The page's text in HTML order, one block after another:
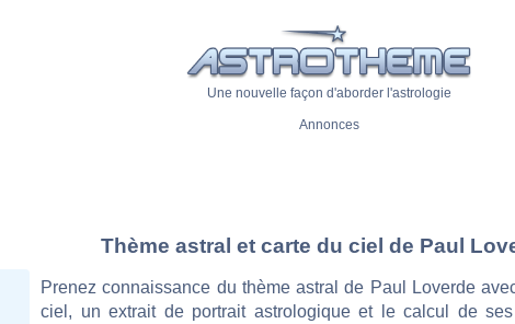
Une nouvelle façon d'aborder l'astrologie
Annonces
Thème astral et carte du ciel de Paul
Prenez connaissance du thème astral de Paul Loverde
ciel, un extrait de portrait astrologique et le calcul de